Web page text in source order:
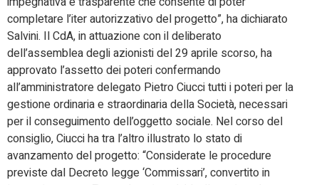
completare l’iter autorizzativo del progetto”, ha dichiarato
Salvini. Il CdA, in attuazione con il deliberato
dell’assemblea degli azionisti del 29 aprile scorso, ha
approvato l’assetto dei poteri confermando
all’amministratore delegato Pietro Ciucci tutti i poteri per la
gestione ordinaria e straordinaria della Società, necessari
per il conseguimento dell’oggetto sociale. Nel corso del
consiglio, Ciucci ha tra l’altro illustrato lo stato di
avanzamento del progetto: “Considerate le procedure
previste dal Decreto legge ‘Commissari’, convertito in